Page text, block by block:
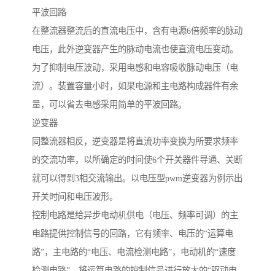
平波回路
在整流器整流后的直流电压中，含有电源6倍频率的脉动
电压，此外逆变器产生的脉动电流也使直流电压变动。
为了抑制电压波动，采用电感和电容吸收脉动电压（电
流）。装置容量小时，如果电源和主电路构成器件有余
量，可以省去电感采用简单的平波回路。
逆变器
同整流器相反，逆变器是将直流功率变换为所要求频率
的交流功率，以所确定的时间使6个开关器件导通、关断
就可以得到3相交流输出。以电压型pwm逆变器为例示出
开关时间和电压波形。
控制电路是给异步电动机供电（电压、频率可调）的主
电路提供控制信号的回路，它有频率、电压的“运算电
路”，主电路的“电压、电流检测电路”，电动机的“速度